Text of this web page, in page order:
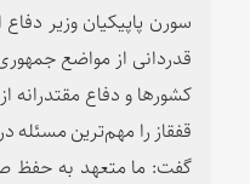
سورن پاپیکیان وزیر
قدردانی از مواضع
کشورها و دفاع مقتدرانه
قفقاز را مهم‌ترین مسئله
گفت: ما متعهد به حفظ